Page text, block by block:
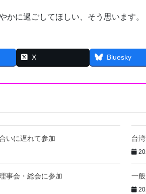
かに過ごしてほしい、そう思います。
X Bluesky
いに遅れて参加 台
事会・総会に参加 一